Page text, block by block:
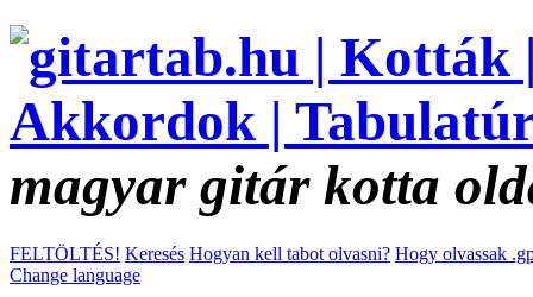
magyar gitár kotta
FELTÖLTÉS! Keresés Hogyan kell tabot olvasni? Hogy olvassak
Change language